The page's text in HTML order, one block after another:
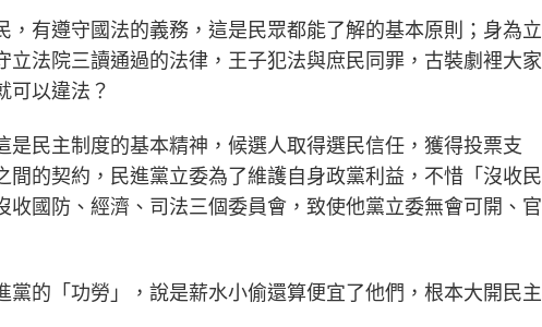
，有遵守國法的義務，這是民眾都能了解的基本原則；身為立
立法院三讀通過的法律，王子犯法與庶民同罪，古裝劇裡大家
可以違法？
是民主制度的基本精神，候選人取得選民信任，獲得投票支
間的契約，民進黨立委為了維護自身政黨利益，不惜「沒收民
收國防、經濟、司法三個委員會，致使他黨立委無會可開、官
黨的「功勞」，說是薪水小偷還算便宜了他們，根本大開民主